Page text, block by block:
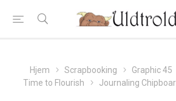
Hjem Scrapbooking Graphic 45
Time to Flourish
Journaling